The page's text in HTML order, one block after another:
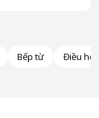
Bếp từ Điều